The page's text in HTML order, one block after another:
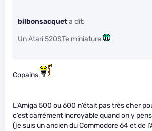
bilbonsacqueta dit:
Un Atari 520STe miniature
Copains
L’Amiga 500 ou 600 n’était pas très cher
c’est carrément incroyable quand on y
(je suis un ancien du Commodore 64 et de